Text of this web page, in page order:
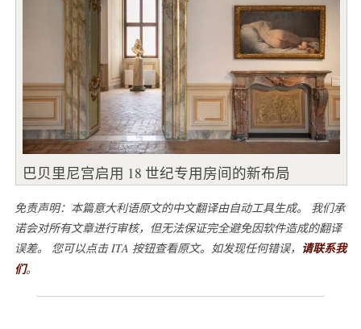
巴贝里尼宫启用 18 世纪专用房间的新布局
免责声明：本篇意大利语原文的中文翻译由自动工具生成。 我们承
诺会对所有文章进行审核，但无法保证完全避免因软件造成的翻译
误差。 您可以点击 ITA 按钮查看原文。如发现任何错误， 请联系我
们。